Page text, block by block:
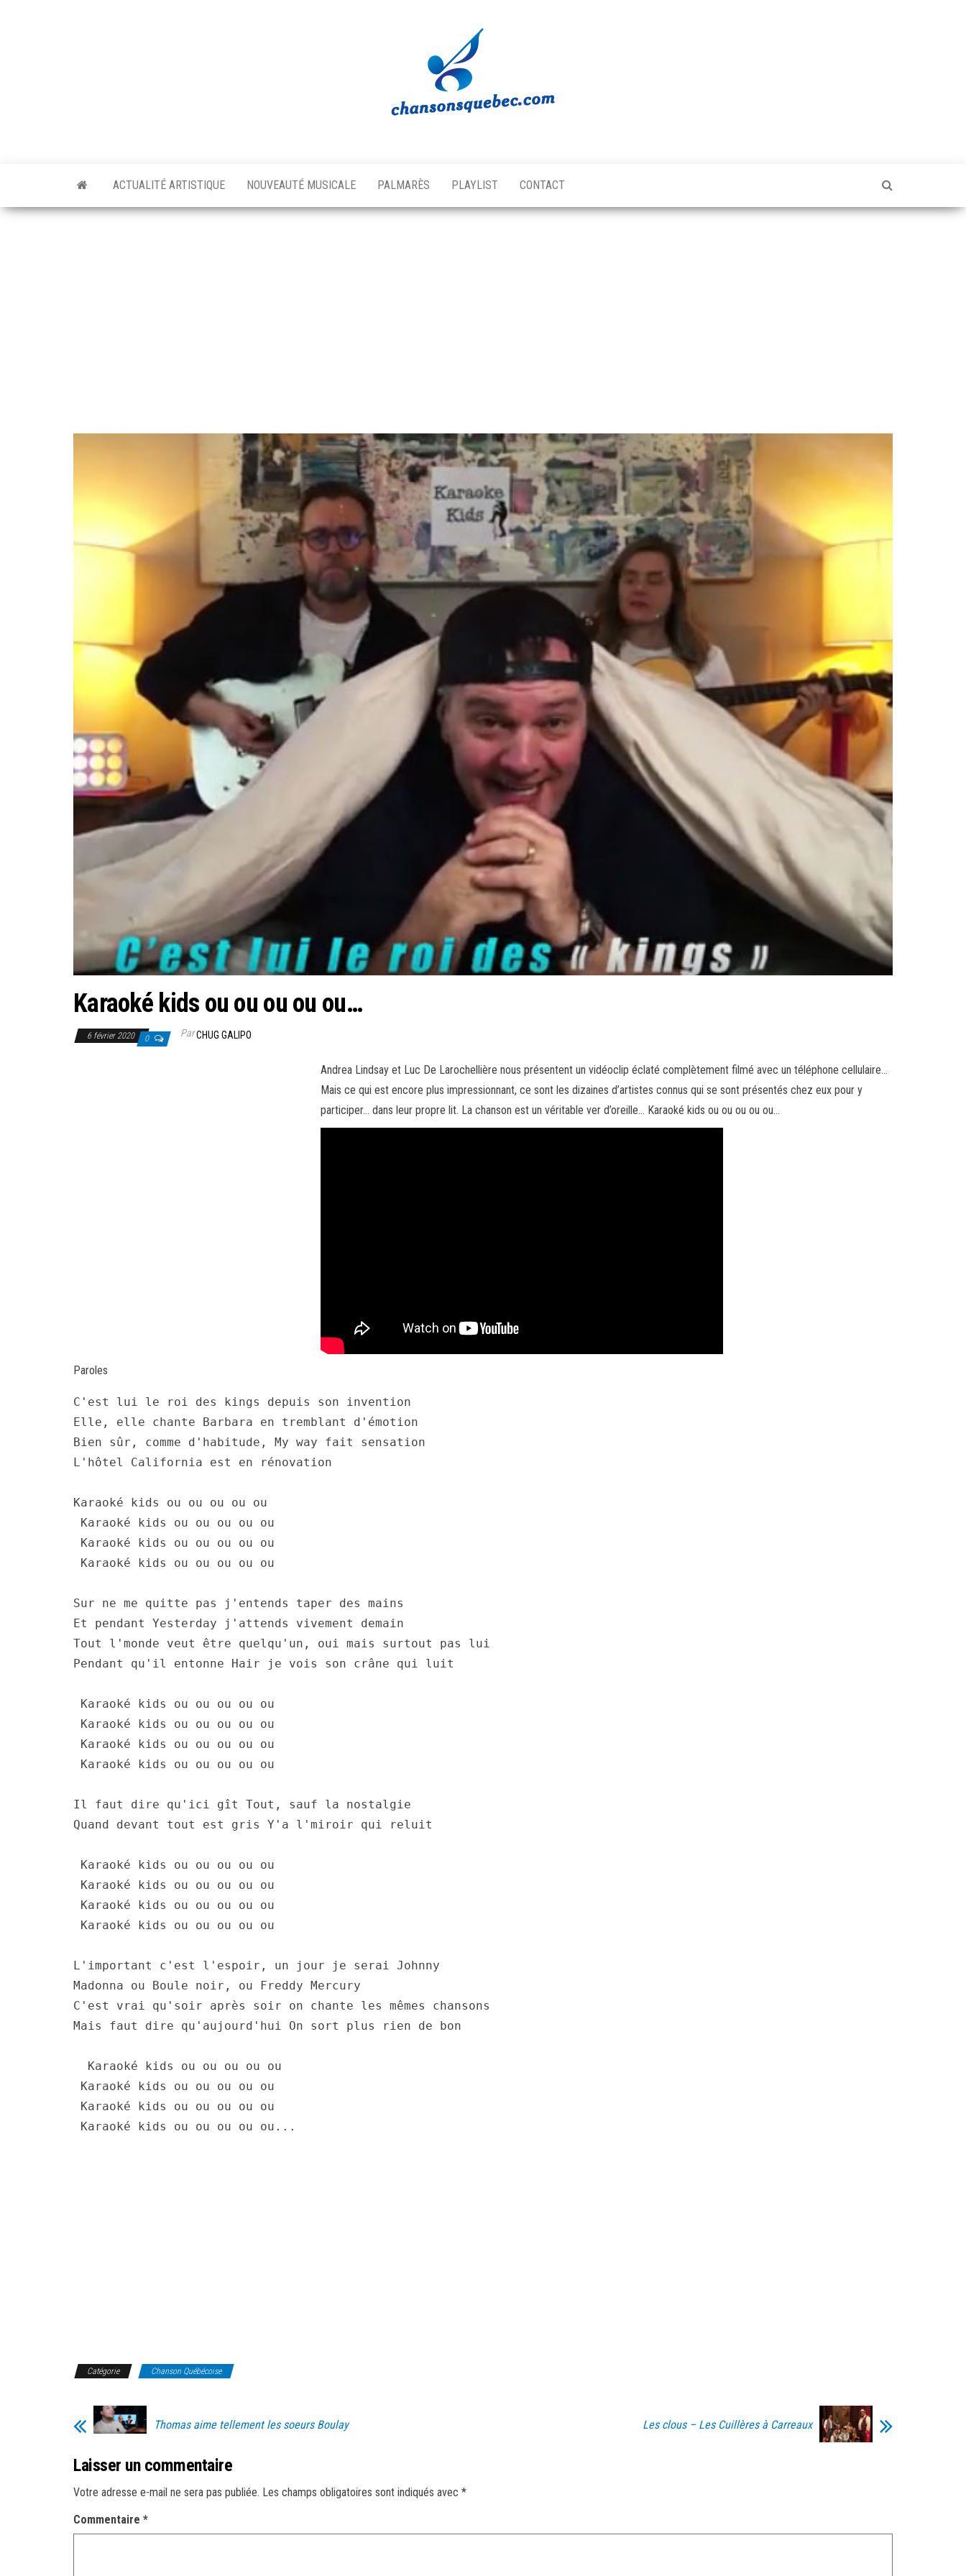
Québec
musicale
québécoise!
ACTUALITÉ ARTISTIQUE NOUVEAUTÉ MUSICALE PALMARÈS PLAYLIST CONTACT
Karaoké kids ou ou ou ou ou…
6 février 2020 0 ParCHUG GALIPO
Andrea Lindsay et Luc De Larochellière nous présentent un vidéoclip éclaté complètement filmé avec un téléphone cellulaire…
Mais ce qui est encore plus impressionnant, ce sont les dizaines d’artistes connus qui se sont présentés chez eux pour y
participer… dans leur propre lit. La chanson est un véritable ver d’oreille… Karaoké kids ou ou ou ou ou…
Paroles
C'est lui le roi des kings depuis son invention
Elle, elle chante Barbara en tremblant d'émotion
Bien sûr, comme d'habitude, My way fait sensation
L'hôtel California est en rénovation
Karaoké kids ou ou ou ou ou
Karaoké kids ou ou ou ou ou
Karaoké kids ou ou ou ou ou
Karaoké kids ou ou ou ou ou
Sur ne me quitte pas j'entends taper des mains
Et pendant Yesterday j'attends vivement demain
Tout l'monde veut être quelqu'un, oui mais surtout pas lui
Pendant qu'il entonne Hair je vois son crâne qui luit
Karaoké kids ou ou ou ou ou
Karaoké kids ou ou ou ou ou
Karaoké kids ou ou ou ou ou
Karaoké kids ou ou ou ou ou
Il faut dire qu'ici gît Tout, sauf la nostalgie
Quand devant tout est gris Y'a l'miroir qui reluit
Karaoké kids ou ou ou ou ou
Karaoké kids ou ou ou ou ou
Karaoké kids ou ou ou ou ou
Karaoké kids ou ou ou ou ou
L'important c'est l'espoir, un jour je serai Johnny
Madonna ou Boule noir, ou Freddy Mercury
C'est vrai qu'soir après soir on chante les mêmes chansons
Mais faut dire qu'aujourd'hui On sort plus rien de bon
  Karaoké kids ou ou ou ou ou
Karaoké kids ou ou ou ou ou
Karaoké kids ou ou ou ou ou
Karaoké kids ou ou ou ou ou...
Catégorie Chanson Québécoise
Thomas aime tellement les soeurs Boulay Les clous – Les Cuillères à Carreaux
Laisser un commentaire
Votre adresse e-mail ne sera pas publiée. Les champs obligatoires sont indiqués avec *
Commentaire *